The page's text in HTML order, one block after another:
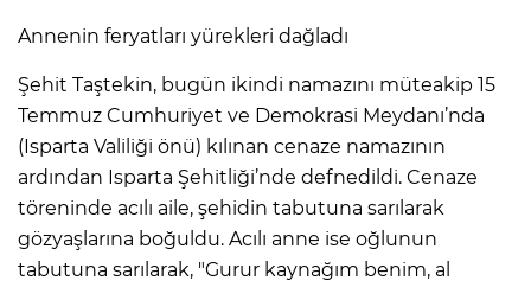
Annenin feryatları yürekleri dağladı
Şehit Taştekin, bugün ikindi namazını müteakip 15
Temmuz Cumhuriyet ve Demokrasi Meydanı’nda
(Isparta Valiliği önü) kılınan cenaze namazının
ardından Isparta Şehitliği’nde defnedildi. Cenaze
töreninde acılı aile, şehidin tabutuna sarılarak
gözyaşlarına boğuldu. Acılı anne ise oğlunun
tabutuna sarılarak, "Gurur kaynağım benim, al